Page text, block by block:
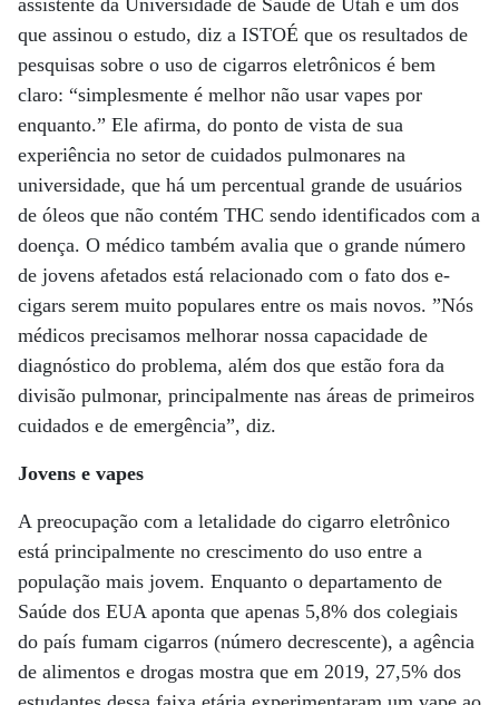
assistente da Universidade de Saúde de Utah e um dos
que assinou o estudo, diz a ISTOÉ que os resultados de
pesquisas sobre o uso de cigarros eletrônicos é bem
claro: “simplesmente é melhor não usar vapes por
enquanto.” Ele afirma, do ponto de vista de sua
experiência no setor de cuidados pulmonares na
universidade, que há um percentual grande de usuários
de óleos que não contém THC sendo identificados com a
doença. O médico também avalia que o grande número
de jovens afetados está relacionado com o fato dos e-
cigars serem muito populares entre os mais novos. ”Nós
médicos precisamos melhorar nossa capacidade de
diagnóstico do problema, além dos que estão fora da
divisão pulmonar, principalmente nas áreas de primeiros
cuidados e de emergência”, diz.
Jovens e vapes
A preocupação com a letalidade do cigarro eletrônico
está principalmente no crescimento do uso entre a
população mais jovem. Enquanto o departamento de
Saúde dos EUA aponta que apenas 5,8% dos colegiais
do país fumam cigarros (número decrescente), a agência
de alimentos e drogas mostra que em 2019, 27,5% dos